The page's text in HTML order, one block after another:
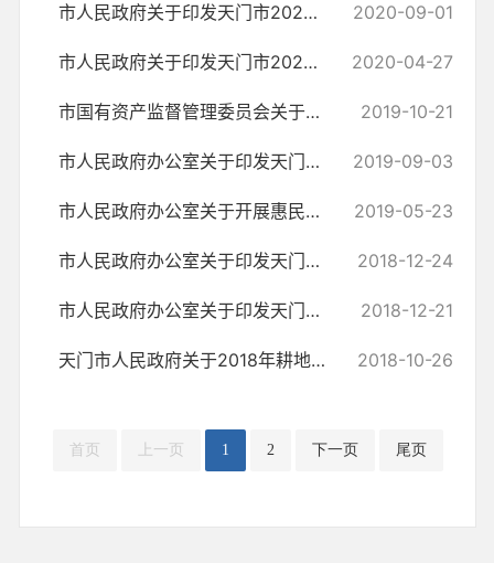
市人民政府关于印发天门市2020年统筹使用财政资金调整方案的通知 2020-09-01
市人民政府关于印发天门市2020年统筹使用财政资金 实施方案的通知 2020-04-27
市国有资产监督管理委员会关于下达2019年国有资本经营预算收支计划的通知 2019-10-21
市人民政府办公室关于印发天门市2019年统筹使用财政资金调整方案的通知 2019-09-03
市人民政府办公室关于开展惠民惠农财政补贴资金“一卡通”专项治理工作... 2019-05-23
市人民政府办公室关于印发天门市2018年统筹使用财政专项资金调整方案的通知 2018-12-24
市人民政府办公室关于印发天门市2019—2020年政府集中采购目录及标准的通知 2018-12-21
天门市人民政府关于2018年耕地地力保护补贴政策致农民朋友的公开信 2018-10-26
首页 上一页 1 2 下一页 尾页